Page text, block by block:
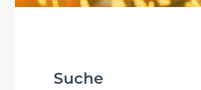
Suche